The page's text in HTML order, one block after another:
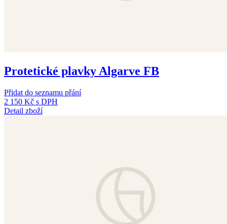
Protetické plavky Algarve FB
Přidat do seznamu přání
2 150 Kč s DPH
Detail zboží